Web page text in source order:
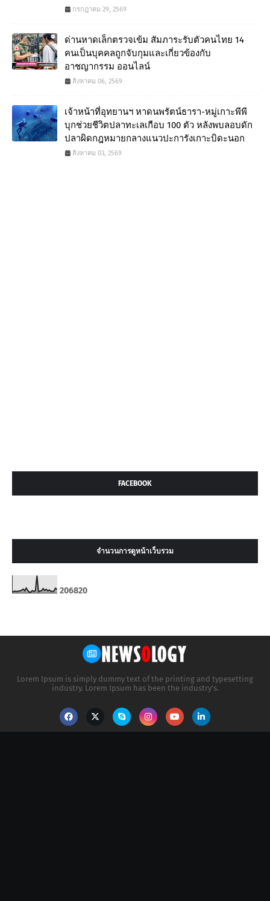
กรกฎาคม 29, 2569
ด่านหาดเล็กตรวจเข้ม สัมภาระรับตัวคนไทย 14
คนเป็นบุคคลถูกจับกุมและเกี่ยวข้องกับ
อาชญากรรม ออนไลน์
สิงหาคม 06, 2569
เจ้าหน้าที่อุทยานฯ หาดนพรัตน์ธารา-หมู่เกาะพีพี
บุกช่วยชีวิตปลาทะเลเกือบ 100 ตัว หลังพบลอบดัก
ปลาผิดกฎหมายกลางแนวปะการังเกาะบิดะนอก
สิงหาคม 03, 2569
FACEBOOK
จำนวนการดูหน้าเว็บรวม
206820
Lorem Ipsum is simply dummy text of the printing and typesetting
industry. Lorem Ipsum has been the industry's.